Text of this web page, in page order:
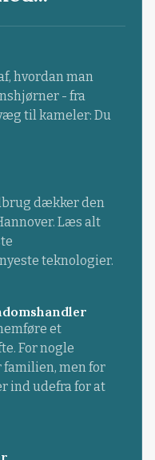
hvordan man
- fra
til kameler: Du
dækker den
Læs alt
teknologier.
et
For nogle
men for
ind udefra for at